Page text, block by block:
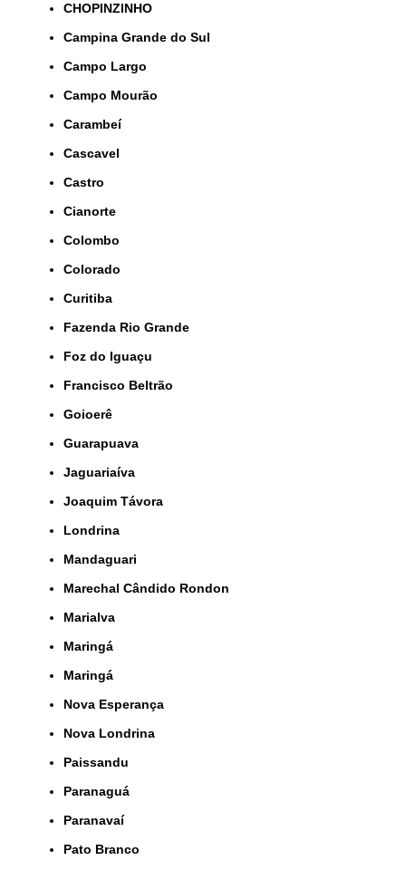
CHOPINZINHO
Campina Grande do Sul
Campo Largo
Campo Mourão
Carambeí
Cascavel
Castro
Cianorte
Colombo
Colorado
Curitiba
Fazenda Rio Grande
Foz do Iguaçu
Francisco Beltrão
Goioerê
Guarapuava
Jaguariaíva
Joaquim Távora
Londrina
Mandaguari
Marechal Cândido Rondon
Marialva
Maringá
Maringá
Nova Esperança
Nova Londrina
Paissandu
Paranaguá
Paranavaí
Pato Branco